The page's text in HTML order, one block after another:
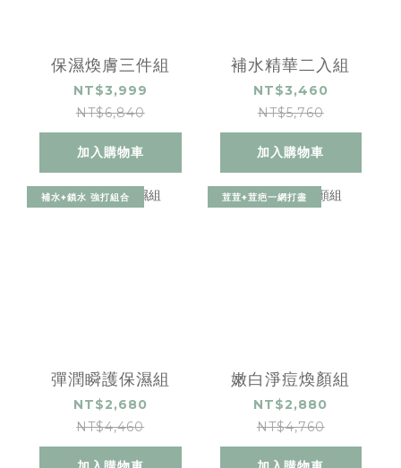
保濕煥膚三件組
NT$3,999
NT$6,840
加入購物車
補水精華二入組
NT$3,460
NT$5,760
加入購物車
補水+鎖水 強打組合
彈潤瞬護保濕組
NT$2,680
NT$4,460
荳荳+荳疤一網打盡
嫩白淨痘煥顏組
NT$2,880
NT$4,760